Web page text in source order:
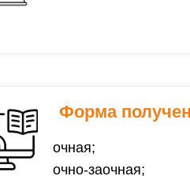
очная;
очно-заочная;
Форма